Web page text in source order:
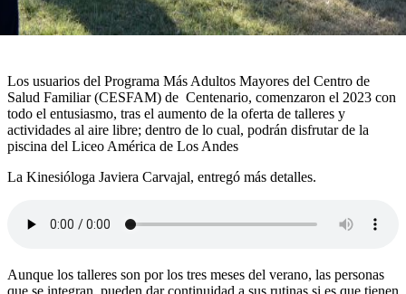
Los usuarios del Programa Más Adultos Mayores del Centro de
Salud Familiar (CESFAM) de Centenario, comenzaron el 2023 con
todo el entusiasmo, tras el aumento de la oferta de talleres y
actividades al aire libre; dentro de lo cual, podrán disfrutar de la
piscina del Liceo América de Los Andes
La Kinesióloga Javiera Carvajal, entregó más detalles.
Aunque los talleres son por los tres meses del verano, las personas
que se integran, pueden dar continuidad a sus rutinas si es que tienen